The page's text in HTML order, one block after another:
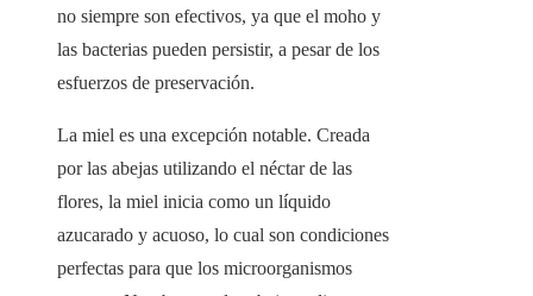
no siempre son efectivos, ya que el moho y
las bacterias pueden persistir, a pesar de los
esfuerzos de preservación.
La miel es una excepción notable. Creada
por las abejas utilizando el néctar de las
flores, la miel inicia como un líquido
azucarado y acuoso, lo cual son condiciones
perfectas para que los microorganismos